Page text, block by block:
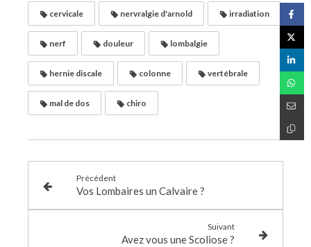
cervicale nervralgie d'arnold irradiation
nerf douleur lombalgie
hernie discale colonne vertébrale
mal de dos chiro
Précédent
Vos Lombaires un Calvaire ?
Suivant
Avez vous une Scoliose ?